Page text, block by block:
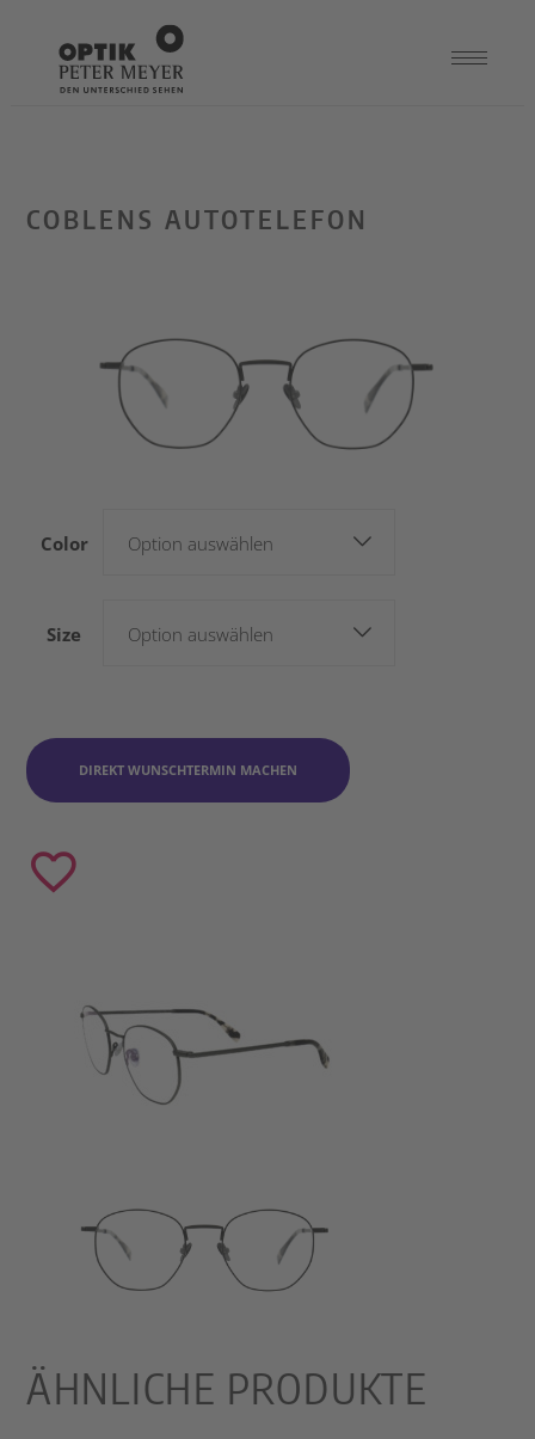
COBLENS AUTOTELEFON
Color Option auswählen
Size Option auswählen
DIREKT WUNSCHTERMIN MACHEN
ÄHNLICHE PRODUKTE